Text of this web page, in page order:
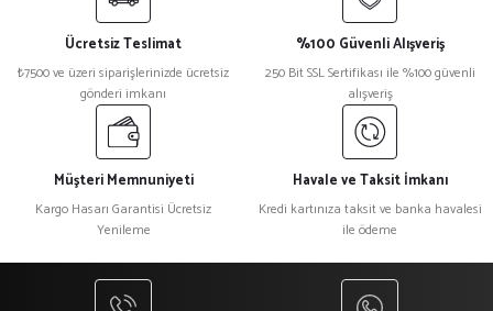
₺ 47
%15
Kristal Plaket Ekt-165a
₺ 918
Ücretsiz Teslimat
₺7500 ve üzeri siparişlerinizde ücretsiz
gönderi imkanı
%100 Güvenli Alışveriş
250 Bit SSL Sertifikası ile %100 güvenli
alışveriş
Müşteri Memnuniyeti
Kargo Hasarı Garantisi Ücretsiz
Yenileme
Havale ve Taksit İmkanı
Kredi kartınıza taksit ve banka havalesi
ile ödeme